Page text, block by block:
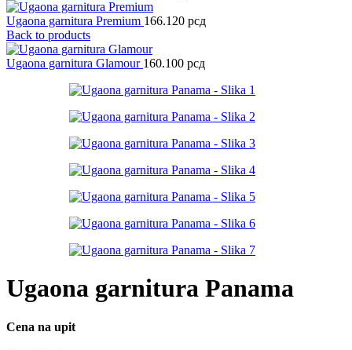
Ugaona garnitura Premium 166.120 рсд
Back to products
Ugaona garnitura Glamour 160.100 рсд
Ugaona garnitura Panama
Cena na upit